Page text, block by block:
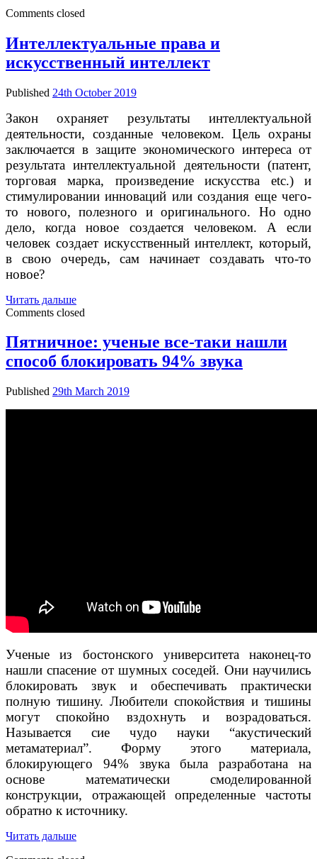
мать
обмануть
искусственный
интеллект?
Comments closed
Интеллектуальные права и
искусственный интеллект
Published 24th October 2019
Закон охраняет результаты интеллектуальной
деятельности, созданные человеком. Цель охраны
заключается в защите экономического интереса от
результата интеллектуальной деятельности (патент,
торговая марка, произведение искусства etc.) и
стимулировании инноваций или создания еще чего-
то нового, полезного и оригинального. Но одно
дело, когда новое создается человеком. А если
человек создает искусственный интеллект, который,
в свою очередь, сам начинает создавать что-то
новое?
Читать дальшеИнтеллектуальные
права
искусственный
интеллект
Comments closed
Пятничное: ученые все-таки нашли
способ блокировать 94% звука
Published 29th March 2019
Ученые из бостонского университета наконец-то
нашли спасение от шумных соседей. Они научились
блокировать звук и обеспечивать практически
полную тишину. Любители спокойствия и тишины
могут спокойно вздохнуть и возрадоваться.
Называется сие чудо науки “акустический
метаматериал”. Форму этого материала,
блокирующего 94% звука была разработана на
основе математически смоделированной
конструкции, отражающей определенные частоты
обратно к источнику.
Читать дальшеПятничное: